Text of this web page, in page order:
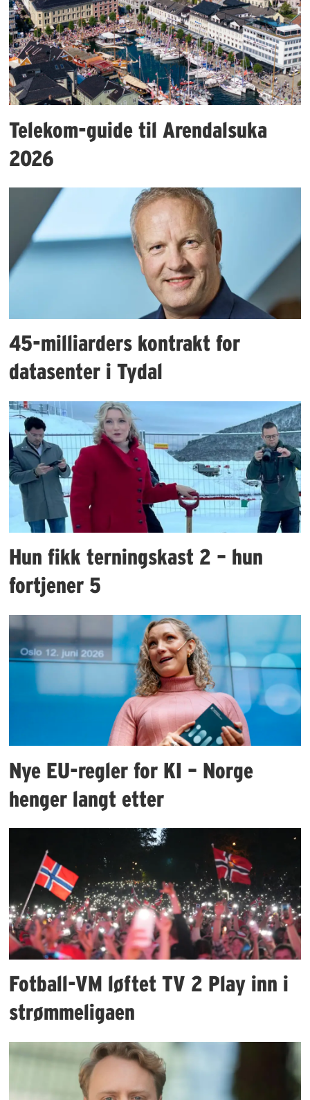
Telekom-guide til Arendalsuka
2026
45-milliarders kontrakt for
datasenter i Tydal
Hun fikk terningskast 2 – hun
fortjener 5
Nye EU-regler for KI – Norge
henger langt etter
Fotball-VM løftet TV 2 Play inn i
strømmeligaen